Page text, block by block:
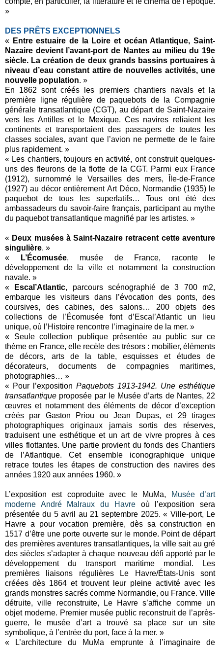
»
DES PRÊTS EXCEPTIONNELS
« Entre estuaire de la Loire et océan Atlantique, Saint-
Nazaire devient l’avant-port de Nantes au milieu du 19e
siècle. La création de deux grands bassins portuaires à
niveau d’eau constant attire de nouvelles activités, une
nouvelle population. »
En 1862 sont créés les premiers chantiers navals et la
première ligne régulière de paquebots de la Compagnie
générale transatlantique (CGT), au départ de Saint-Nazaire
vers les Antilles et le Mexique. Ces navires reliaient les
continents et transportaient des passagers de toutes les
classes sociales, avant que l’avion ne permette de le faire
plus rapidement. »
« Les chantiers, toujours en activité, ont construit quelques-
uns des fleurons de la flotte de la CGT. Parmi eux France
(1912), surnommé le Versailles des mers, Île-de-France
(1927) au décor entièrement Art Déco, Normandie (1935) le
paquebot de tous les superlatifs… Tous ont été des
ambassadeurs du savoir-faire français, participant au mythe
du paquebot transatlantique magnifié par les artistes. »
« Deux musées à Saint-Nazaire retracent cette aventure
singulière. »
«
L’Écomusée, musée de France, raconte le
développement de la ville et notamment la construction
navale. »
«
Escal’Atlantic, parcours scénographié de 3 700 m2,
embarque les visiteurs dans l’évocation des ponts, des
coursives, des cabines, des salons… 200 objets des
collections de l’Écomusée font d’Escal’Atlantic un lieu
unique, où l’Histoire rencontre l’imaginaire de la mer. »
« Seule collection publique présentée au public sur ce
thème en France, elle recèle des trésors : mobilier, éléments
de décors, arts de la table, esquisses et études de
décorateurs, documents de compagnies maritimes,
photographies… »
« Pour l’exposition Paquebots 1913-1942. Une esthétique
transatlantique proposée par le Musée d’arts de Nantes, 22
œuvres et notamment des éléments de décor d’exception
créés par Gaston Priou ou Jean Dupas, et 29 tirages
photographiques originaux jamais sortis des réserves,
traduisent une esthétique et un art de vivre propres à ces
villes flottantes. Une partie provient du fonds des Chantiers
de l’Atlantique. Cet ensemble iconographique unique
retrace toutes les étapes de construction des navires des
années 1920 aux années 1960. »
L’exposition est coproduite avec le MuMa,
Musée d’art
moderne André Malraux du Havreoù l’exposition sera
présentée du 5 avril au 21 septembre 2025. « Ville-port, Le
Havre a pour vocation première, dès sa construction en
1517 d’être une porte ouverte sur le monde. Point de départ
des premières aventures transatlantiques, la ville sait au gré
des siècles s’adapter à chaque nouveau défi apporté par le
développement du transport maritime mondial. Les
premières liaisons régulières Le Havre/États-Unis sont
créées dès 1864 et trouvent leur pleine activité avec les
grands monstres sacrés comme Normandie, ou France. Ville
détruite, ville reconstruite, Le Havre s’affiche comme un
objet moderne. Premier musée public reconstruit de l’après-
guerre, le musée d’art a trouvé sa place sur un site
symbolique, à l’entrée du port, face à la mer. »
« L’architecture du MuMa emprunte à l’imaginaire de